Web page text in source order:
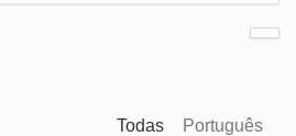
Todas Português